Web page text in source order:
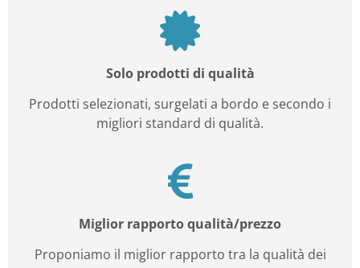
Solo prodotti di qualità
Prodotti selezionati, surgelati a bordo e secondo i
migliori standard di qualità.
Miglior rapporto qualità/prezzo
Proponiamo il miglior rapporto tra la qualità dei